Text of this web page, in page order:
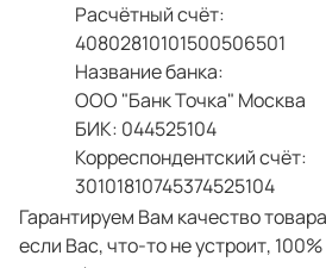
Расчётный счёт:
40802810101500506501
Название банка:
ООО "Банк Точка" Москва
БИК: 044525104
Корреспондентский счёт:
30101810745374525104
Гарантируем Вам качество
если Вас, что-то не устроит,